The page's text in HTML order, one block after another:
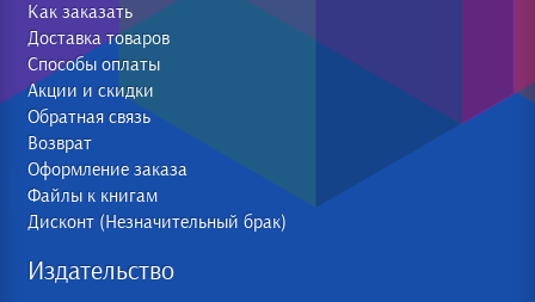
Как заказать
Доставка товаров
Способы оплаты
Акции и скидки
Обратная связь
Возврат
Оформление заказа
Файлы к книгам
Дисконт (Незначительный брак)
Издательство